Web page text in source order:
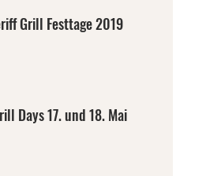
Grill Festtage 2019
Days 17. und 18. Mai